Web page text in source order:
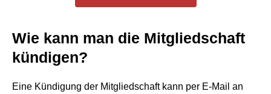
Wie kann man die Mitgliedschaft
kündigen?
Eine Kündigung der Mitgliedschaft kann per E-Mail an